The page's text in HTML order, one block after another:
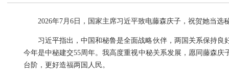
2026年7月6日，国家主席习近平致电藤森庆子，祝贺她当选
习近平指出，中国和秘鲁是全面战略伙伴，两国关系保持
今年是中秘建交55周年。我高度重视中秘关系发展，愿同藤森
台阶，更好造福两国人民。